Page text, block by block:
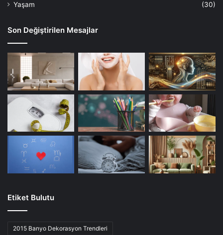
Yaşam
(30)
Son Değiştirilen Mesajlar
Etiket Bulutu
2015 Banyo Dekorasyon Trendleri